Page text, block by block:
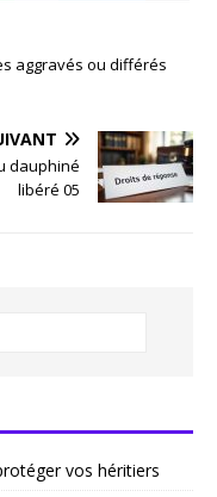
aggravés ou différés
dauphiné
libéré 05
vos héritiers